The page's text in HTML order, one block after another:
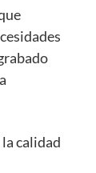
calidad